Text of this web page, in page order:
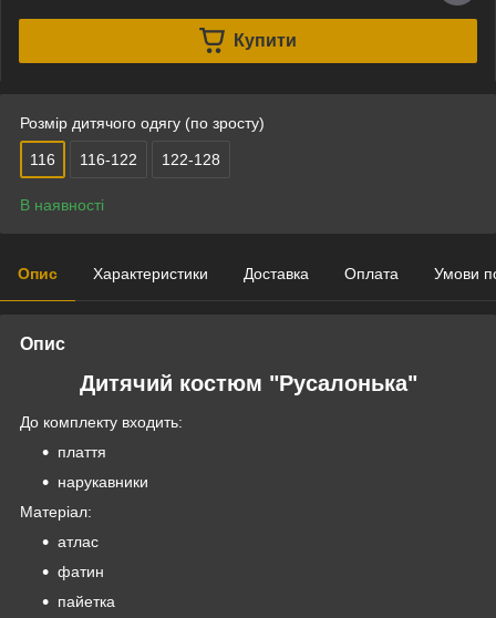
Купити
Розмір дитячого одягу (по зросту)
116 116-122 122-128
В наявності
Опис Характеристики Доставка Оплата Умови
Опис
Дитячий костюм "Русалонька"
До комплекту входить:
плаття
нарукавники
Матеріал:
атлас
фатин
пайетка